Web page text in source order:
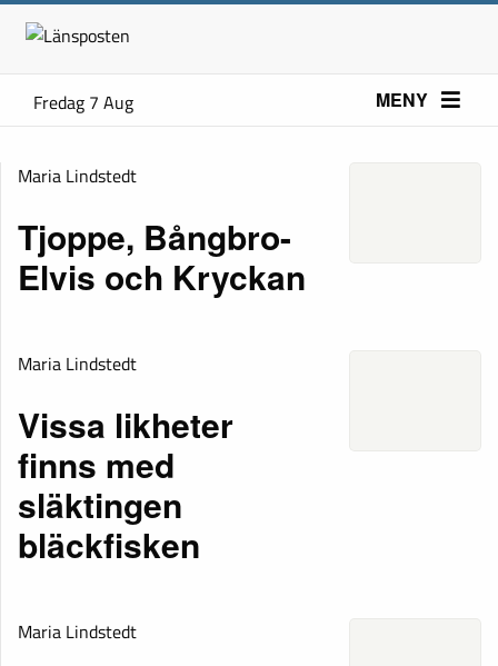
Fredag 7 Aug MENY
Maria Lindstedt
Tjoppe, Bångbro-
Elvis och Kryckan
Maria Lindstedt
Vissa likheter
finns med
släktingen
bläckfisken
Maria Lindstedt